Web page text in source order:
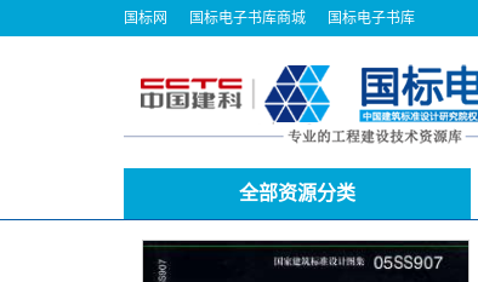
国标网 国标电子书库商城 国标电子书库
全部资源分类